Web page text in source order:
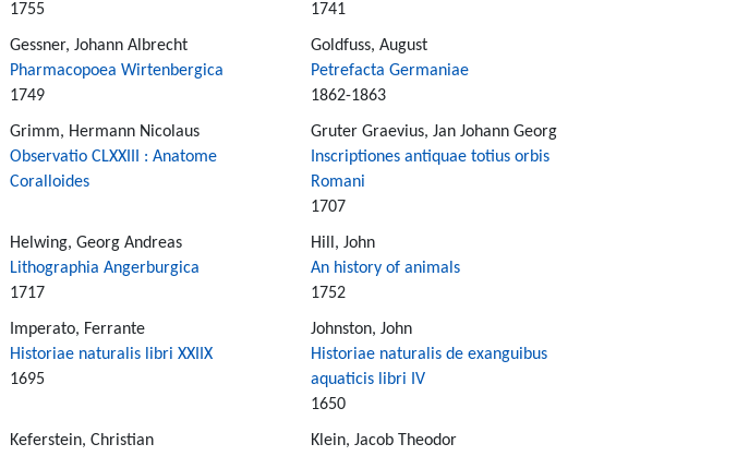
1755
1741
Gessner, Johann Albrecht
Pharmacopoea Wirtenbergica
1749
Goldfuss, August
Petrefacta Germaniae
1862-1863
Grimm, Hermann Nicolaus
Observatio CLXXIII : Anatome
Coralloides
Gruter Graevius, Jan Johann Georg
Inscriptiones antiquae totius orbis
Romani
1707
Helwing, Georg Andreas
Lithographia Angerburgica
1717
Hill, John
An history of animals
1752
Imperato, Ferrante
Historiae naturalis libri XXIIX
1695
Johnston, John
Historiae naturalis de exanguibus
aquaticis libri IV
1650
Keferstein, Christian
Klein, Jacob Theodor